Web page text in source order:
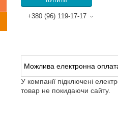
+380 (96) 119-17-17
У компанії підключені
товар не покидаючи сайту.